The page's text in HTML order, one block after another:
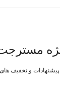
پیشنهادات و تخفیف